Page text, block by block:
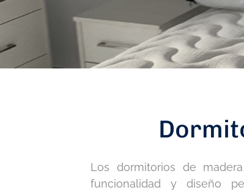
Los dormitorios de
funcionalidad y diseño